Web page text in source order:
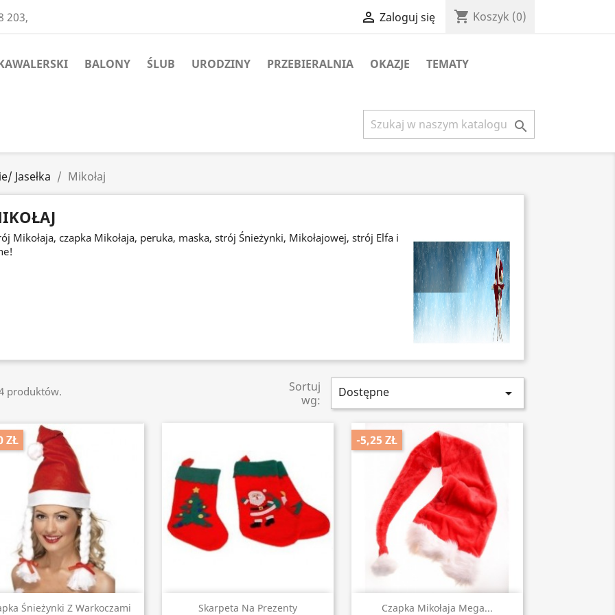
203,  Zaloguj się shopping_cart Koszyk (0)
BALONY ŚLUB URODZINY PRZEBIERALNIA OKAZJE TEMATY

Jasełka Mikołaj
Mikołaja, czapka Mikołaja, peruka, maska, strój Śnieżynki, Mikołajowej, strój Elfa i
produktów.
Sortuj
wg:
Dostępne 
Śnieżynki Z Warkoczami
ZŁ
Szybki podgląd Skarpeta Na Prezenty
Szybki podgląd
Czapka Mikołaja Mega...
-5,25 ZŁ
Szybki podgląd